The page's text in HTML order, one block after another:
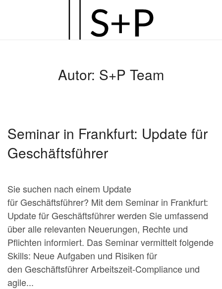
Autor: S+P Team
Seminar in Frankfurt: Update für
Geschäftsführer
Sie suchen nach einem Update
für Geschäftsführer? Mit dem Seminar in Frankfurt:
Update für Geschäftsführer werden Sie umfassend
über alle relevanten Neuerungen, Rechte und
Pflichten informiert. Das Seminar vermittelt folgende
Skills: Neue Aufgaben und Risiken für
den Geschäftsführer Arbeitszeit-Compliance und
agile...